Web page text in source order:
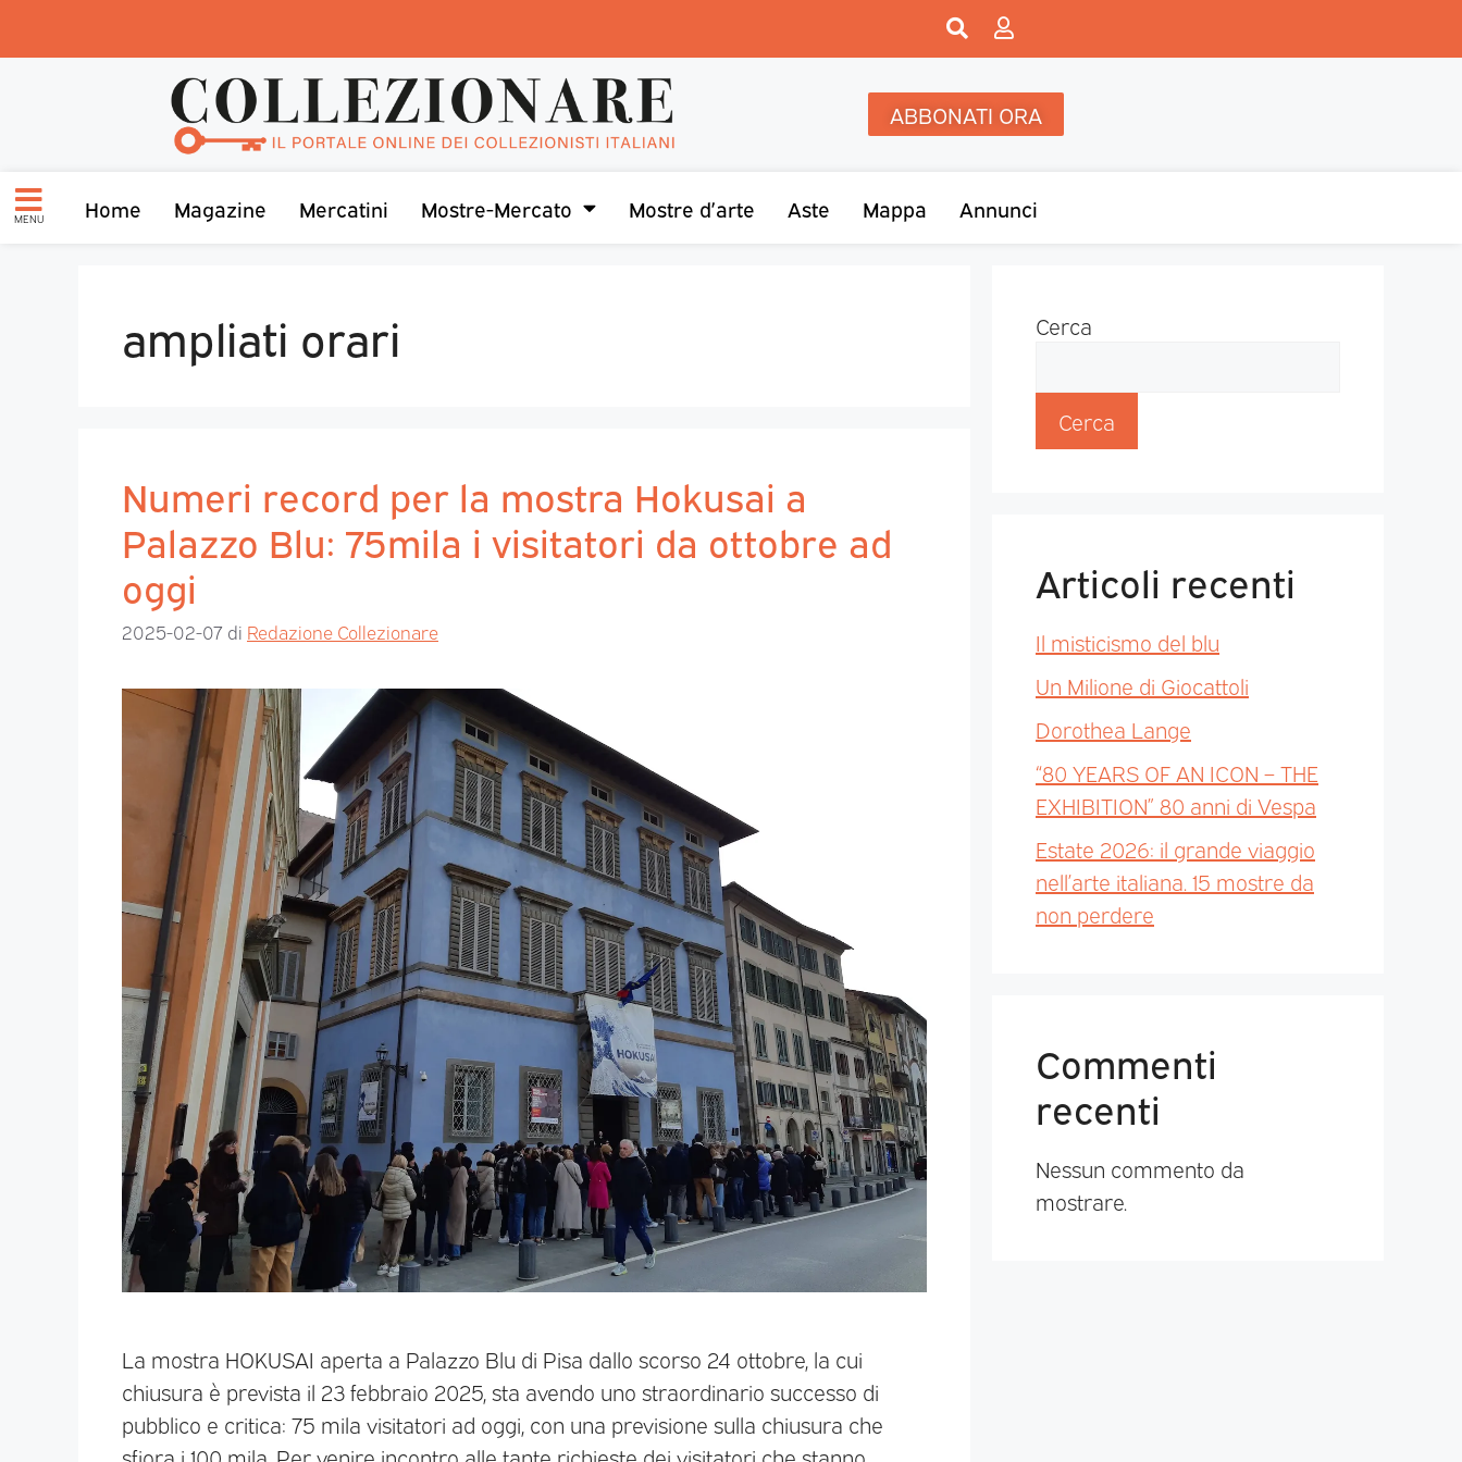
ABBONATI ORA
MENU Home Magazine Mercatini Mostre-Mercato Mostre d’arte Aste Mappa Annunci
ampliati orari
Numeri record per la mostra Hokusai a
Palazzo Blu: 75mila i visitatori da ottobre ad
oggi
2025-02-07 di Redazione Collezionare
La mostra HOKUSAI aperta a Palazzo Blu di Pisa dallo scorso 24 ottobre, la cui
chiusura è prevista il 23 febbraio 2025, sta avendo uno straordinario successo di
pubblico e critica: 75 mila visitatori ad oggi, con una previsione sulla chiusura che
Cerca
Cerca
Articoli recenti
Il misticismo del blu
Un Milione di Giocattoli
Dorothea Lange
“80 YEARS OF AN ICON – THE
EXHIBITION” 80 anni di Vespa
Estate 2026: il grande viaggio
nell’arte italiana. 15 mostre da
non perdere
Commenti
recenti
Nessun commento da
mostrare.